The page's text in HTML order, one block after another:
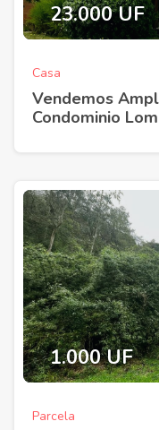
23.000 UF
Casa
Vendemos
Condominio
1.000 UF
Parcela